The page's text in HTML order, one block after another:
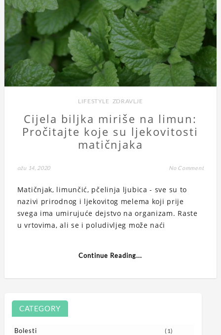
LIFESTYLE ZDRAVLJE
Cijela biljka miriše na limun:
Pročitajte koje su ljekovitosti
matičnjaka
ožu 14, 2020 No Comment
Matičnjak, limunčić, pčelinja ljubica - sve su to
nazivi prirodnog i ljekovitog melema koji prije
svega ima umirujuće dejstvo na organizam. Raste
u vrtovima, ali se i poludivljeg može naći
Continue Reading...
CATEGORY
Bolesti (1)